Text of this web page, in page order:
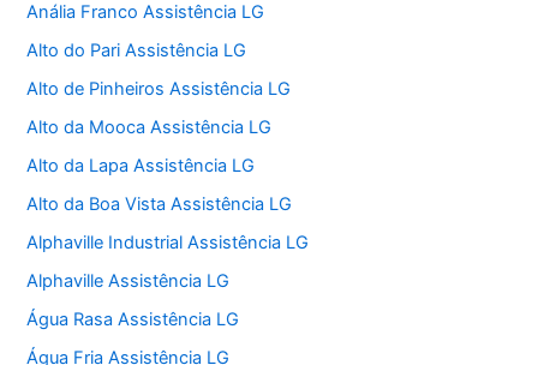
Anália Franco Assistência LG
Alto do Pari Assistência LG
Alto de Pinheiros Assistência LG
Alto da Mooca Assistência LG
Alto da Lapa Assistência LG
Alto da Boa Vista Assistência LG
Alphaville Industrial Assistência LG
Alphaville Assistência LG
Água Rasa Assistência LG
Água Fria Assistência LG